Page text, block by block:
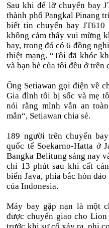
Sau khi để lỡ chuyến bay
thành phố Pangkal Pinang
biết tin chuyến bay JT610
không cảm thấy vui mừng
bay, trong đó có 6 đồng
thiệt mạng. “Tôi đã khóc
và bạn bè của tôi đều ở trên
Ông Setiawan gọi điện về
Gia đình tôi bị sốc và mẹ
nói rằng mình vẫn an
mắn“, Setiawan chia sẻ.
189 người trên chuyến
quốc tế Soekarno-Hatta ở
Bangka Belitung sáng nay
chỉ 13 phút sau khi cất
biển Java, phía bắc hòn
của Indonesia.
Máy bay gặp nạn là một
được chuyển giao cho